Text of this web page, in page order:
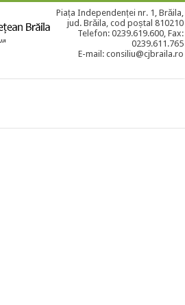
Piața Independenței nr. 1, Brăila,
jud. Brăila, cod poștal 810210
Telefon: 0239.619.600, Fax:
0239.611.765
E-mail: consiliu@cjbraila.ro